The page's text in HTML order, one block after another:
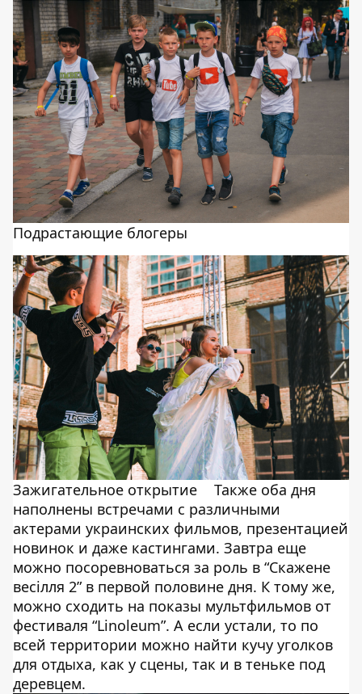
Подрастающие блогеры
Зажигательное открытие
Также оба дня
наполнены встречами с различными
актерами украинских фильмов, презентацией
новинок и даже кастингами. Завтра еще
можно посоревноваться за роль в “Скажене
весілля 2” в первой половине дня. К тому же,
можно сходить на показы мультфильмов от
фестиваля “Linoleum”. А если устали, то по
всей территории можно найти кучу уголков
для отдыха, как у сцены, так и в теньке под
деревцем.